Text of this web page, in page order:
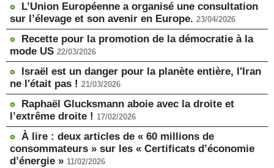
L’Union Européenne a organisé une consultation
sur l’élevage et son avenir en Europe. 23/04/2026
Recette pour la promotion de la démocratie à la
mode US 22/03/2026
Israël est un danger pour la planète entière, l'Iran
ne l'était pas ! 21/03/2026
Raphaël Glucksmann aboie avec la droite et
l’extrême droite ! 17/02/2026
À lire : deux articles de « 60 millions de
consommateurs » sur les « Certificats d’économie
d’énergie » 11/02/2026